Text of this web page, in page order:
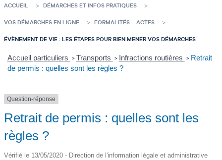
ACCUEIL DÉMARCHES ET INFOS PRATIQUES
VOS DÉMARCHES EN LIGNE FORMALITÉS – ACTES
ÉVÈNEMENT DE VIE : LES ÉTAPES POUR BIEN MENER VOS DÉMARCHES
Accueil particuliers > Transports > Infractions routières > Retrait
de permis : quelles sont les règles ?
Question-réponse
Retrait de permis : quelles sont les
règles ?
Vérifié le 13/05/2020 - Direction de l'information légale et administrative